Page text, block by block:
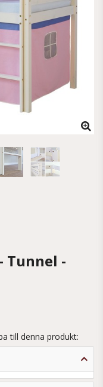
Tunnel -
till denna produkt: